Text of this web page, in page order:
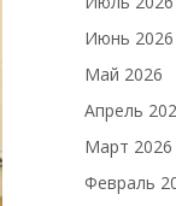
Июнь 2026
Май 2026
Апрель
Март 2026
Февраль